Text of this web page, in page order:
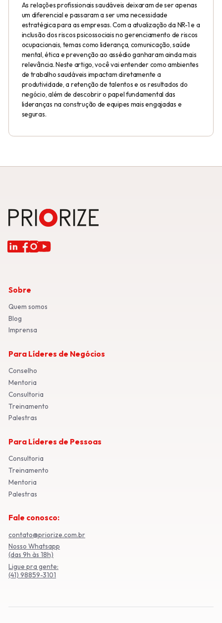
As relações profissionais saudáveis deixaram de ser apenas
um diferencial e passaram a ser uma necessidade
estratégica para as empresas. Com a atualização da NR-1 e a
inclusão dos riscos psicossociais no gerenciamento de riscos
ocupacionais, temas como liderança, comunicação, saúde
mental, ética e prevenção ao assédio ganharam ainda mais
relevância. Neste artigo, você vai entender como ambientes
de trabalho saudáveis impactam diretamente a
produtividade, a retenção de talentos e os resultados do
negócio, além de descobrir o papel fundamental das
lideranças na construção de equipes mais engajadas e
seguras.
Sobre
Quem somos
Blog
Imprensa
Para Líderes de Negócios
Conselho
Mentoria
Consultoria
Treinamento
Palestras
Para Líderes de Pessoas
Consultoria
Treinamento
Mentoria
Palestras
Fale conosco:
contato@priorize.com.br
Nosso Whatsapp
(das 9h às 18h)
Ligue pra gente:
(41) 98859-3101